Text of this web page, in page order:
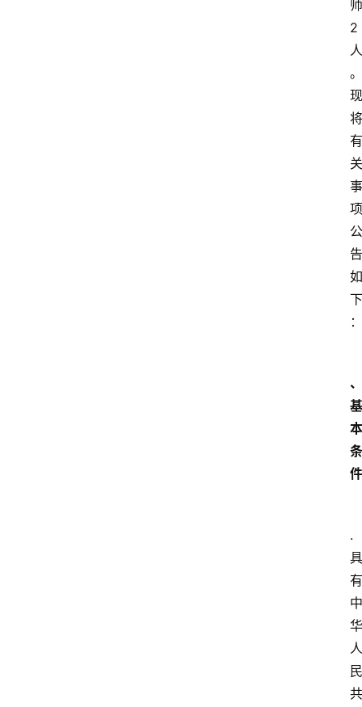
师
2
人
。
现
将
有
关
事
项
公
告
如
下
：
、
基
本
条
件
.
具
有
中
华
人
民
共